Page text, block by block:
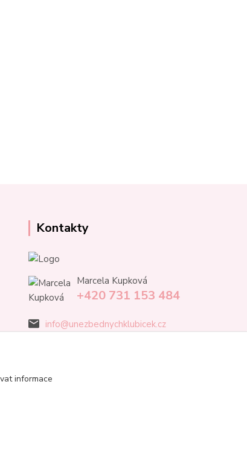
Kontakty
Marcela Kupková
+420 731 153 484
info@unezbednychklubicek.cz
informace